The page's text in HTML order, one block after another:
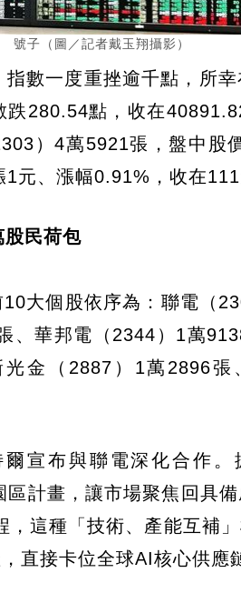
（圖／記者戴玉翔攝影）
數一度重挫逾千點，所
280.54點，收在
）4萬5921張，盤中股
元、漲幅0.91%，收在
民荷包
大個股依序為：聯電（
、華邦電（2344）1萬
金（2887）1萬2896
宣布與聯電深化合作
計畫，讓市場聚焦回具
這種「技術、產能互補
直接卡位全球AI核心供應